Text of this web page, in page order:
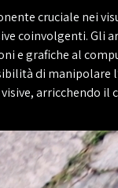
cruciale nei
coinvolgenti. Gli
e grafiche al
di manipolare
arricchendo